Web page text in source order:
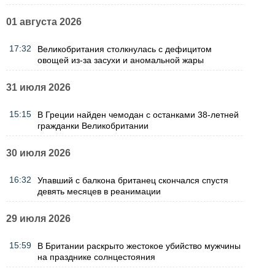
01 августа 2026
17:32
Великобритания столкнулась с дефицитом
овощей из-за засухи и аномальной жары
31 июля 2026
15:15
В Греции найден чемодан с останками 38-летней
гражданки Великобритании
30 июля 2026
16:32
Упавший с балкона британец скончался спустя
девять месяцев в реанимации
29 июля 2026
15:59
В Британии раскрыто жестокое убийство мужчины
на празднике солнцестояния